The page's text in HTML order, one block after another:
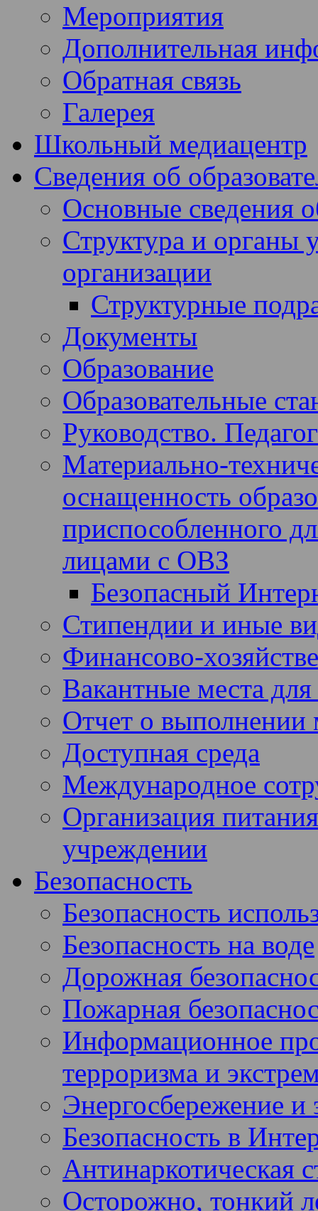
Мероприятия
Дополнительная
Обратная связь
Галерея
Школьный медиацентр
Сведения об
Основные сведения
Структура и органы
организации
Структурные
Документы
Образование
Образовательные
Руководство.
Материально-
оснащенность
приспособленного
лицами с ОВЗ
Безопасный
Стипендии и иные
Финансово-
Вакантные места
Отчет о выполнении
Доступная среда
Международное
Организация
учреждении
Безопасность
Безопасность
Безопасность на воде
Дорожная
Пожарная
Информационное
терроризма и
Энергосбережение и
Безопасность в
Антинаркотическая
Осторожно, тонкий